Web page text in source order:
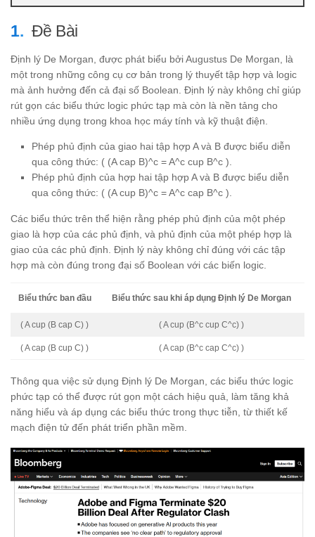
Đề Bài
Định lý De Morgan, được phát biểu bởi Augustus De Morgan, là
một trong những công cụ cơ bản trong lý thuyết tập hợp và logic
mà ảnh hưởng đến cả đại số Boolean. Định lý này không chỉ giúp
rút gọn các biểu thức logic phức tạp mà còn là nền tảng cho
nhiều ứng dụng trong khoa học máy tính và kỹ thuật điện.
Phép phủ định của giao hai tập hợp A và B được biểu diễn
qua công thức: ( (A cap B)^c = A^c cup B^c ).
Phép phủ định của hợp hai tập hợp A và B được biểu diễn
qua công thức: ( (A cup B)^c = A^c cap B^c ).
Các biểu thức trên thể hiện rằng phép phủ định của một phép
giao là hợp của các phủ định, và phủ định của một phép hợp là
giao của các phủ định. Định lý này không chỉ đúng với các tập
hợp mà còn đúng trong đại số Boolean với các biến logic.
Biểu thức ban đầu Biểu thức sau khi áp dụng Định lý De Morgan
( A cup (B cap C) ) ( A cup (B^c cup C^c) )
( A cap (B cup C) ) ( A cap (B^c cap C^c) )
Thông qua việc sử dụng Định lý De Morgan, các biểu thức logic
phức tạp có thể được rút gọn một cách hiệu quả, làm tăng khả
năng hiểu và áp dụng các biểu thức trong thực tiễn, từ thiết kế
mạch điện tử đến phát triển phần mềm.